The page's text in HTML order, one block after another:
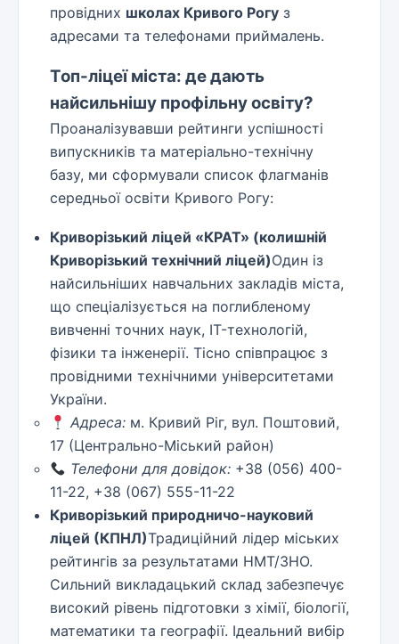
провідних школах Кривого Рогу з
адресами та телефонами приймалень.
Топ-ліцеї міста: де дають
найсильнішу профільну освіту?
Проаналізувавши рейтинги успішності
випускників та матеріально-технічну
базу, ми сформували список флагманів
середньої освіти Кривого Рогу:
Криворізький ліцей «КРАТ» (колишній
Криворізький технічний ліцей)Один із
найсильніших навчальних закладів міста,
що спеціалізується на поглибленому
вивченні точних наук, IT-технологій,
фізики та інженерії. Тісно співпрацює з
провідними технічними університетами
України.
Адреса: м. Кривий Ріг, вул. Поштовий,
17 (Центрально-Міський район)
Телефони для довідок: +38 (056) 400-
11-22, +38 (067) 555-11-22
Криворізький природничо-науковий
ліцей (КПНЛ)Традиційний лідер міських
рейтингів за результатами НМТ/ЗНО.
Сильний викладацький склад забезпечує
високий рівень підготовки з хімії, біології,
математики та географії. Ідеальний вибір